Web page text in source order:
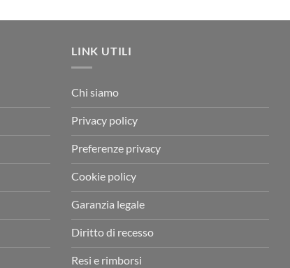
LINK UTILI
Chi siamo
Privacy policy
Preferenze privacy
Cookie policy
Garanzia legale
Diritto di recesso
Resi e rimborsi